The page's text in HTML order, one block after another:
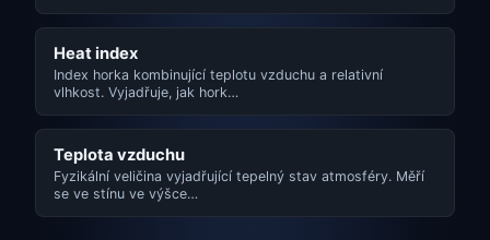
Heat index
Index horka kombinující teplotu vzduchu a relativní
vlhkost. Vyjadřuje, jak hork…
Teplota vzduchu
Fyzikální veličina vyjadřující tepelný stav atmosféry. Měří
se ve stínu ve výšce…